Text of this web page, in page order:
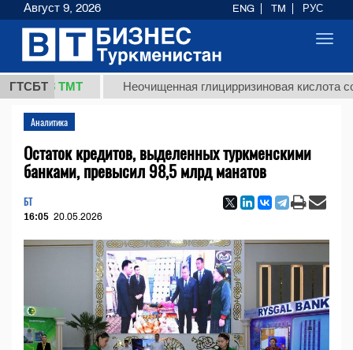
ГТСБТ
ТМТ Неочищенная глицирризиновая кислота
Аналитика
Остаток кредитов, выделенных туркменскими
банками, превысил 98,5 млрд манатов
БТ
16:05 20.05.2026
Август 9, 2026 ENG TM РУС